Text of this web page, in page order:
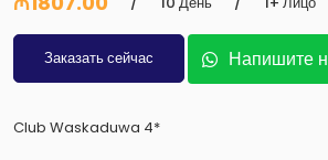
Заказать сейчас Напишите
Club Waskaduwa 4*